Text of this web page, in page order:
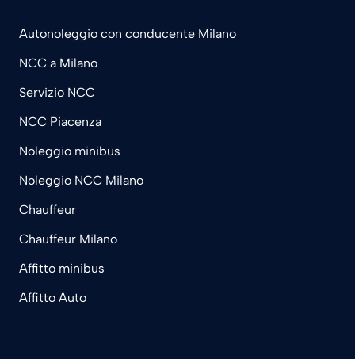
Autonoleggio con conducente Milano
NCC a Milano
Servizio NCC
NCC Piacenza
Noleggio minibus
Noleggio NCC Milano
Chauffeur
Chauffeur Milano
Affitto minibus
Affitto Auto